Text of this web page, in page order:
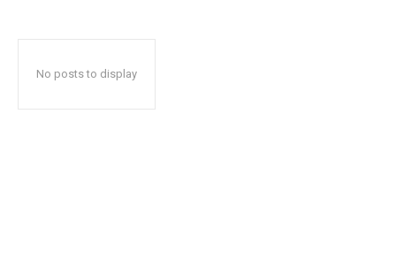
No posts to display